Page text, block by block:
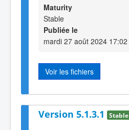
Maturity
Stable
Publiée le
mardi 27 août 2024 17:02
Voir les fichiers
Version 5.1.3.1 Stable